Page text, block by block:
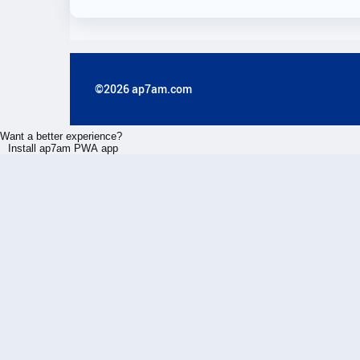
©2026 ap7am.com
Want a better experience?
Install ap7am PWA app